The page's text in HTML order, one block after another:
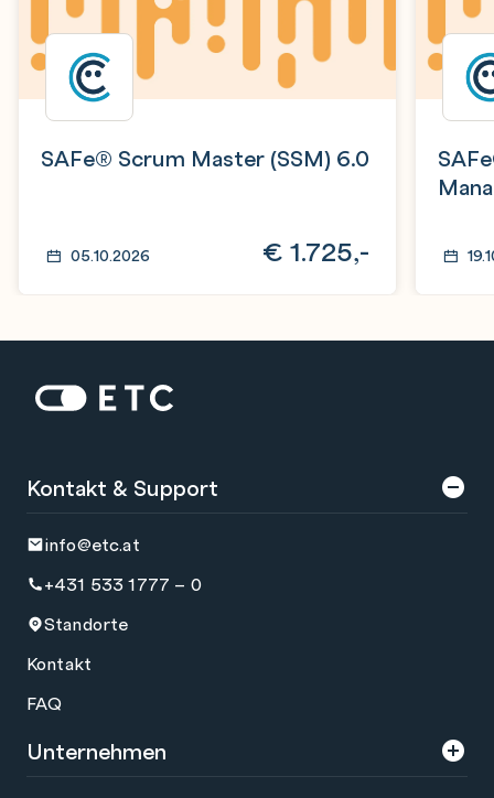
SAFe® Scrum Master (SSM) 6.0
05.10.2026 € 1.725,-
Startseite: ETC
Kontakt & Support
info@etc.at
+431 533 1777 – 0
Standorte
Kontakt
FAQ
Unternehmen